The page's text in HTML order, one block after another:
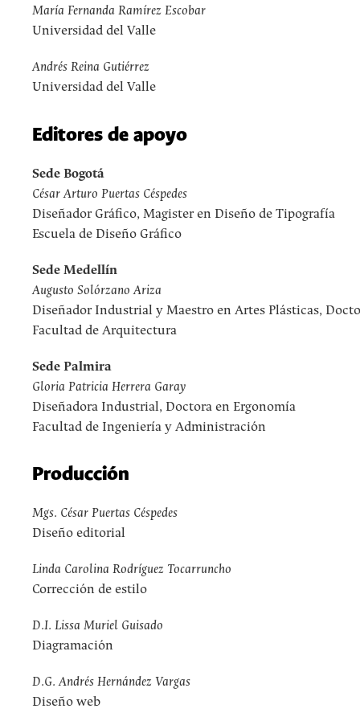
María Fernanda Ramírez Escobar
Universidad del Valle
Andrés Reina Gutiérrez
Universidad del Valle
Editores de apoyo
Sede Bogotá
César Arturo Puertas Céspedes
Diseñador Gráfico, Magister en Diseño de Tipografía
Escuela de Diseño Gráfico
Sede Medellín
Augusto Solórzano Ariza
Diseñador Industrial y Maestro en Artes Plásticas,
Facultad de Arquitectura
Sede Palmira
Gloria Patricia Herrera Garay
Diseñadora Industrial, Doctora en Ergonomía
Facultad de Ingeniería y Administración
Producción
Mgs. César Puertas Céspedes
Diseño editorial
Linda Carolina Rodríguez Tocarruncho
Corrección de estilo
D.I. Lissa Muriel Guisado
Diagramación
D.G. Andrés Hernández Vargas
Diseño web